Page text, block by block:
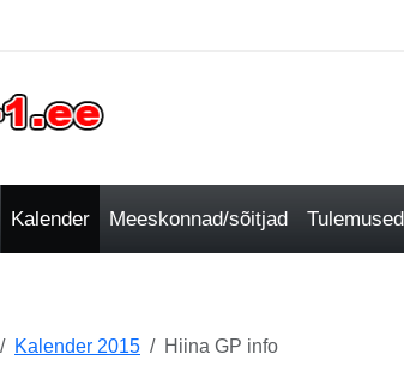
Kalender Meeskonnad/sõitjad Tulemused
Kalender 2015 Hiina GP info